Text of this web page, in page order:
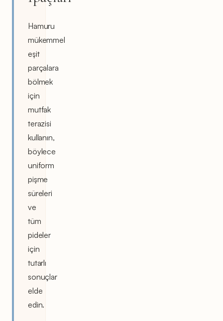
Hamuru
mükemmel
eşit
parçalara
bölmek
için
mutfak
terazisi
kullanın,
böylece
uniform
pişme
süreleri
ve
tüm
pideler
için
tutarlı
sonuçlar
elde
edin.